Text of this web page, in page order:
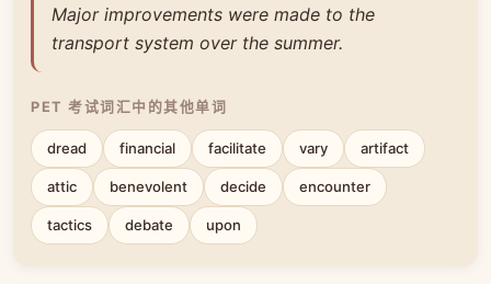
Major improvements were made to the
transport system over the summer.
PET 考试词汇中的其他单词
dread financial facilitate vary artifact
attic benevolent decide encounter
tactics debate upon